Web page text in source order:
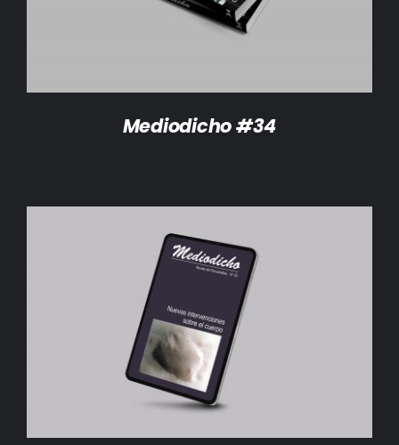
Mediodicho #34
AÑADIR AL CARRITO /